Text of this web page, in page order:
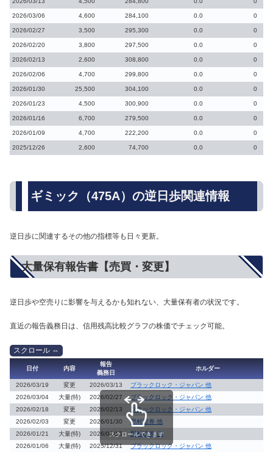
2026/03/06 4,600 284,100 0.0 0
2026/02/27 3,500 295,300 0.0 0
2026/02/20 3,800 297,500 0.0 0
2026/02/13 2,600 308,800 0.0 0
2026/02/06 4,700 299,800 0.0 0
2026/01/30 25,500 304,100 0.0 0
2026/01/23 4,500 300,900 0.0 0
2026/01/16 6,700 279,500 0.0 0
2026/01/09 4,700 222,200 0.0 0
2025/12/26 2,600 74,700 0.0 0
ギミック（475A）の逆日歩関連情報
逆日歩に関連するその他の指標等も日々更新。
大量保有報告書【売買・変更】
逆日歩や空売りに影響を与えるかも知れない、大量保有者の状況です。
直近の報告義務日は、信用残高比較グラフの株価でチェック可能。
日付 内容
報告
義務日
ホルダー
2026/03/19 変更 2026/03/13
ブラックロック・ジャパン 他
2026/03/04
大量(特) 2026/02/27
ブラックロック・ジャパン 他
2026/02/18
変更 2026/02/13
ブラックロック・ジャパン 他
2026/02/03
変更 2026/01/30
野村證券 他
2026/01/21
大量(特) 2026/01/15
野村證券 他
2026/01/06
大量(特) 2025/12/31 ブラックロック・ジャパン 他
スクロールできます